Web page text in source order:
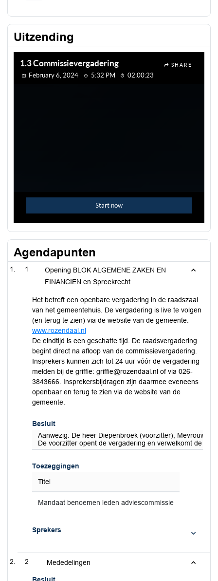
Uitzending
Agendapunten
1
Opening BLOK ALGEMENE ZAKEN EN
FINANCIEN en Spreekrecht
Het betreft een openbare vergadering in de raadszaal
van het gemeentehuis. De vergadering is live te volgen
(en terug te zien) via de website van de gemeente:
www.rozendaal.nl
De eindtijd is een geschatte tijd. De raadsvergadering
begint direct na afloop van de commissievergadering.
Insprekers kunnen zich tot 24 uur vóór de vergadering
melden bij de griffie: griffie@rozendaal.nl of via 026-
3843666. Insprekersbijdragen zijn daarmee eveneens
openbaar en terug te zien via de website van de
gemeente.
Besluit
Aanwezig: De heer Diepenbroek (voorzitter), Mevrouw
De voorzitter opent de vergadering en verwelkomt de
Toezeggingen
Titel
Mandaat benoemen leden adviescommissie
Sprekers
2 Mededelingen